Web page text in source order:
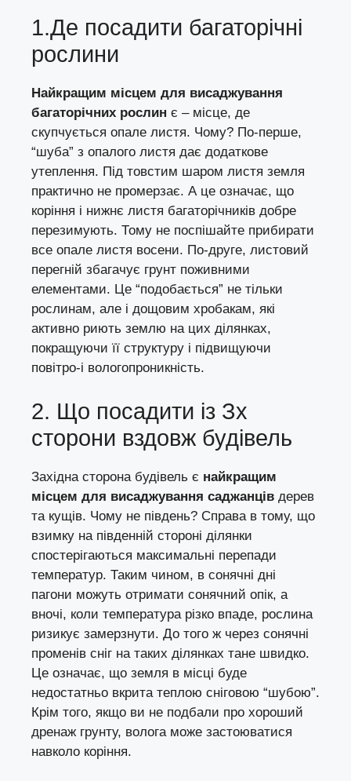
1.Де посадити багаторічні
рослини
Найкращим місцем для висаджування
багаторічних рослин є – місце, де
скупчується опале листя. Чому? По-перше,
“шуба” з опалого листя дає додаткове
утеплення. Під товстим шаром листя земля
практично не промерзає. А це означає, що
коріння і нижнє листя багаторічників добре
перезимують. Тому не поспішайте прибирати
все опале листя восени. По-друге, листовий
перегній збагачує грунт поживними
елементами. Це “подобається” не тільки
рослинам, але і дощовим хробакам, які
активно риють землю на цих ділянках,
покращуючи її структуру і підвищуючи
повітро-і вологопроникність.
2. Що посадити із Зх
сторони вздовж будівель
Західна сторона будівель є найкращим
місцем для висаджування саджанців дерев
та кущів. Чому не південь? Справа в тому, що
взимку на південній стороні ділянки
спостерігаються максимальні перепади
температур. Таким чином, в сонячні дні
пагони можуть отримати сонячний опік, а
вночі, коли температура різко впаде, рослина
ризикує замерзнути. До того ж через сонячні
променів сніг на таких ділянках тане швидко.
Це означає, що земля в місці буде
недостатньо вкрита теплою сніговою “шубою”.
Крім того, якщо ви не подбали про хороший
дренаж грунту, волога може застоюватися
навколо коріння.